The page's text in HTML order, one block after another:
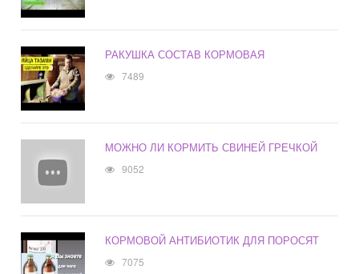
РАКУШКА СОСТАВ КОРМОВАЯ
7489
МОЖНО ЛИ КОРМИТЬ СВИНЕЙ ГРЕЧКОЙ
9052
КОРМОВОЙ АНТИБИОТИК ДЛЯ ПОРОСЯТ
7075